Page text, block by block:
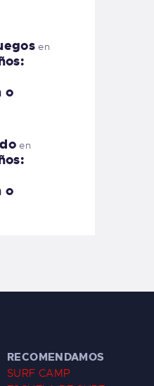
en
o
en
o
RECOMENDAMOS
SURF CAMP